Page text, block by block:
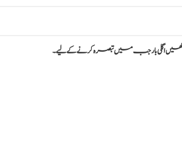
اگلی بار جب میں تبصرہ کرنے کےلیے۔